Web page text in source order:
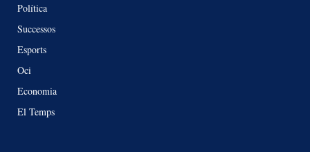
Política
Successos
Esports
Oci
Economia
El Temps